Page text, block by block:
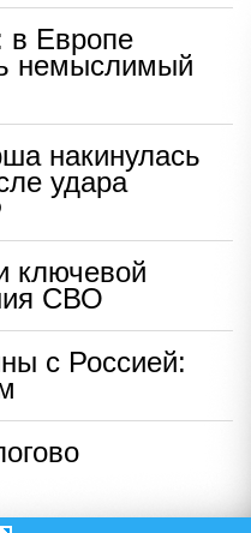
Европе
немыслимый
накинулась
удара
ключевой
СВО
с Россией: